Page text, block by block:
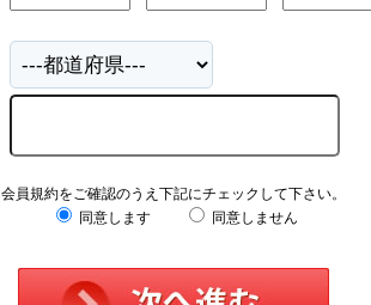
会員規約をご確認のうえ下記にチェックして下さい。
同意します
同意しません